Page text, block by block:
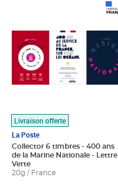
Livraison offerte
La Poste
Collector 6 timbres - 400 ans
de la Marine Nationale - Lettre
Verte
20g / France